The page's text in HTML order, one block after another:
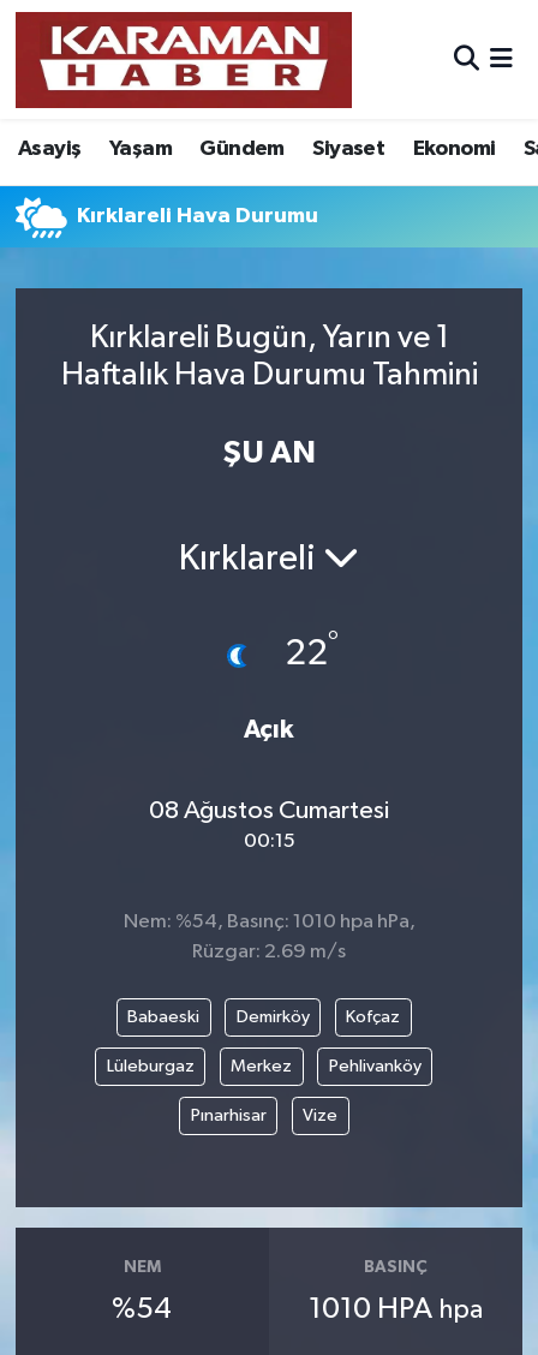
Asayiş Yaşam Gündem Siyaset Ekonomi
Kırklareli Hava Durumu
Kırklareli Bugün, Yarın ve 1
Haftalık Hava Durumu Tahmini
ŞU AN
Kırklareli
22°
Açık
08 Ağustos Cumartesi
00:15
Nem: %54, Basınç: 1010 hpa hPa,
Rüzgar: 2.69 m/s
Babaeski Demirköy Kofçaz
Lüleburgaz Merkez Pehlivanköy
Pınarhisar Vize
NEM
%54
BASINÇ
1010 HPA hpa
Asayiş
Bilim - Teknoloji
Eğitim
Foto Galeri
Nöbetçi Eczaneler
Hava Durumu
Karaman Namaz Vakitleri
Süper Lig Puan Durumu ve Fikstür
Son Dakika Haberleri